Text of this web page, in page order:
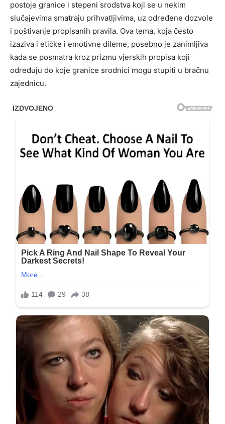
postoje granice i stepeni srodstva koji se u nekim
slučajevima smatraju prihvatljivima, uz određene dozvole
i poštivanje propisanih pravila. Ova tema, koja često
izaziva i etičke i emotivne dileme, posebno je zanimljiva
kada se posmatra kroz prizmu vjerskih propisa koji
određuju do koje granice srodnici mogu stupiti u bračnu
zajednicu.